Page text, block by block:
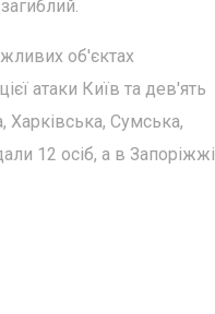
об'єктах
атаки Київ та дев'ять
Харківська, Сумська,
12 осіб, а в Запоріжжі